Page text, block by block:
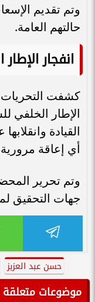
وتم تقديم
حالتهم العامة.
انفجار
كشفت التحريات
الإطار الخلفي
القيادة
أي إعاقة
وتم تحرير
جهات التحقيق
حسن عبد العزبز
موضوعات متعلقة